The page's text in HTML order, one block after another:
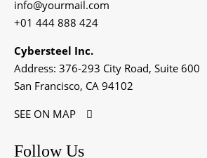
info@yourmail.com
+01 444 888 424
Cybersteel Inc.
Address: 376-293 City Road, Suite 600
San Francisco, CA 94102
SEE ON MAP
Follow Us